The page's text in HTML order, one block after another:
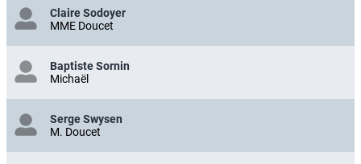
Claire Sodoyer
MME Doucet
Baptiste Sornin
Michaël
Serge Swysen
M. Doucet